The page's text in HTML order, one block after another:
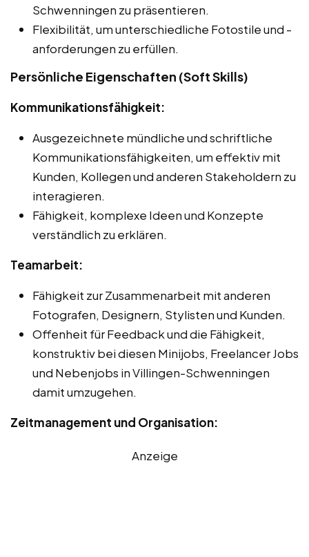
Schwenningen zu präsentieren.
Flexibilität, um unterschiedliche Fotostile und -
anforderungen zu erfüllen.
Persönliche Eigenschaften (Soft Skills)
Kommunikationsfähigkeit:
Ausgezeichnete mündliche und schriftliche
Kommunikationsfähigkeiten, um effektiv mit
Kunden, Kollegen und anderen Stakeholdern zu
interagieren.
Fähigkeit, komplexe Ideen und Konzepte
verständlich zu erklären.
Teamarbeit:
Fähigkeit zur Zusammenarbeit mit anderen
Fotografen, Designern, Stylisten und Kunden.
Offenheit für Feedback und die Fähigkeit,
konstruktiv bei diesen Minijobs, Freelancer Jobs
und Nebenjobs in Villingen-Schwenningen
damit umzugehen.
Zeitmanagement und Organisation:
Anzeige